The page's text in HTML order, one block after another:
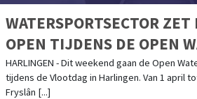
WATERSPORTSECTOR
OPEN TIJDENS DE OPEN
WEKEN
HARLINGEN - Dit weekend gaan de Open
tijdens de Vlootdag in Harlingen. Van 1 april
Fryslân [...]